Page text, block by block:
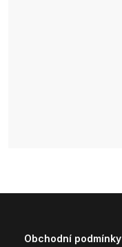
Obchodní podmínky